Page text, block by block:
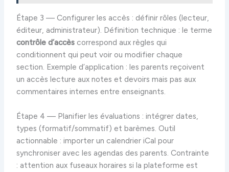
Étape 3 — Configurer les accès : définir rôles (lecteur,
éditeur, administrateur). Définition technique : le terme
contrôle d’accès correspond aux règles qui
conditionnent qui peut voir ou modifier chaque
section. Exemple d’application : les parents reçoivent
un accès lecture aux notes et devoirs mais pas aux
commentaires internes entre enseignants.
Étape 4 — Planifier les évaluations : intégrer dates,
types (formatif/sommatif) et barèmes. Outil
actionnable : importer un calendrier iCal pour
synchroniser avec les agendas des parents. Contrainte
: attention aux fuseaux horaires si la plateforme est